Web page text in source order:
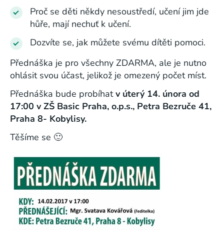
Proč se děti někdy nesoustředí, učení jim jde
hůře, mají nechuť k učení.
Dozvíte se, jak můžete svému dítěti pomoci.
Přednáška je pro všechny ZDARMA, ale je nutno
ohlásit svou účast, jelikož je omezený počet míst.
Přednáška bude probíhatv úterý 14. února od
17:00 v ZŠ Basic Praha, o.p.s., Petra Bezruče 41,
Praha 8- Kobylisy.
Těšíme se 🙂